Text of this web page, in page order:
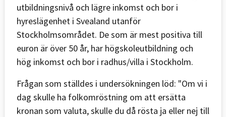
utbildningsnivå och lägre inkomst och bor i
hyreslägenhet i Svealand utanför
Stockholmsområdet. De som är mest positiva till
euron är över 50 år, har högskoleutbildning och
hög inkomst och bor i radhus/villa i Stockholm.
Frågan som ställdes i undersökningen löd: "Om vi i
dag skulle ha folkomröstning om att ersätta
kronan som valuta, skulle du då rösta ja eller nej till